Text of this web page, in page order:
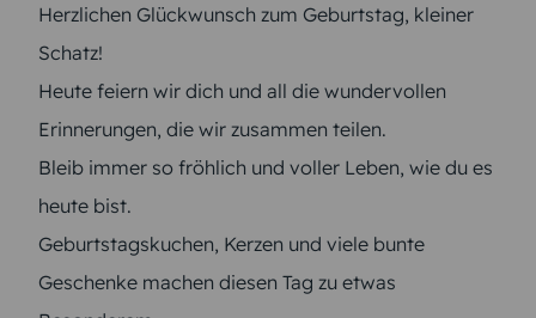
Herzlichen Glückwunsch zum Geburtstag, kleiner
Schatz!
Heute feiern wir dich und all die wundervollen
Erinnerungen, die wir zusammen teilen.
Bleib immer so fröhlich und voller Leben, wie du es
heute bist.
Geburtstagskuchen, Kerzen und viele bunte
Geschenke machen diesen Tag zu etwas